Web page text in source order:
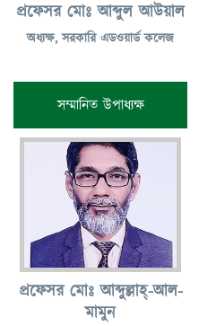
প্রফেসর মোঃ আব্দুল আউয়াল
অধ্যক্ষ, সরকারি এডওয়ার্ড কলেজ
সম্মানিত উপাধ্যক্ষ
প্রফেসর মোঃ আব্দুল্লাহ্-আল-
মামুন